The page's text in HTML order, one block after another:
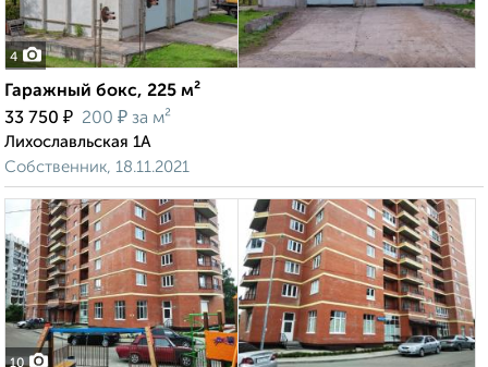
4
Гаражный бокс, 225 м²
33 750 ₽ 200 ₽ за м²
Лихославльская 1А
Собственник, 18.11.2021
10